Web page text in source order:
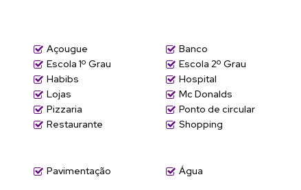
Açougue
Banco
Escola 1º Grau
Escola 2º Grau
Habibs
Hospital
Lojas
Mc Donalds
Pizzaria
Ponto de circular
Restaurante Shopping
Pavimentação Água